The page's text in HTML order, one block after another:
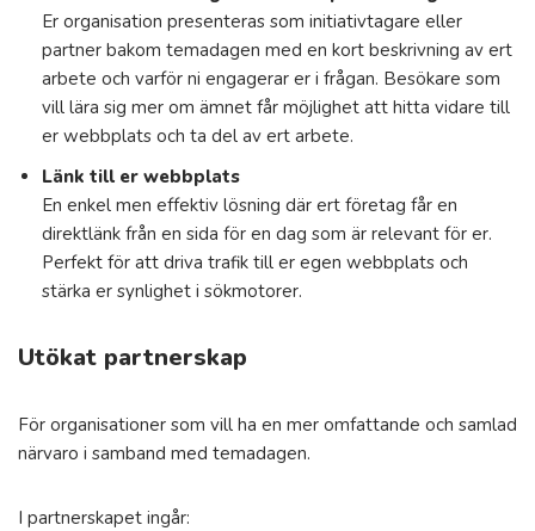
Er organisation presenteras som initiativtagare eller
partner bakom temadagen med en kort beskrivning av ert
arbete och varför ni engagerar er i frågan. Besökare som
vill lära sig mer om ämnet får möjlighet att hitta vidare till
er webbplats och ta del av ert arbete.
Länk till er webbplats
En enkel men effektiv lösning där ert företag får en
direktlänk från en sida för en dag som är relevant för er.
Perfekt för att driva trafik till er egen webbplats och
stärka er synlighet i sökmotorer.
Utökat partnerskap
För organisationer som vill ha en mer omfattande och samlad
närvaro i samband med temadagen.
I partnerskapet ingår: